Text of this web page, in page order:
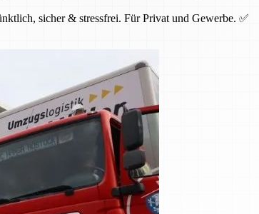
sicher & stressfrei. Für Privat und Gewerbe. ✅